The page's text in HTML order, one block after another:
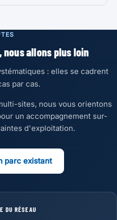
allons plus loin
: elles se cadrent
par cas.
sites, nous vous orientons
un accompagnement sur-
d'exploitation.
parc existant
DU RÉSEAU